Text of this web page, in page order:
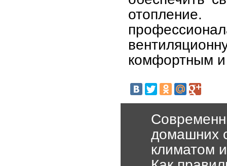
комфортным
домашних
климатом